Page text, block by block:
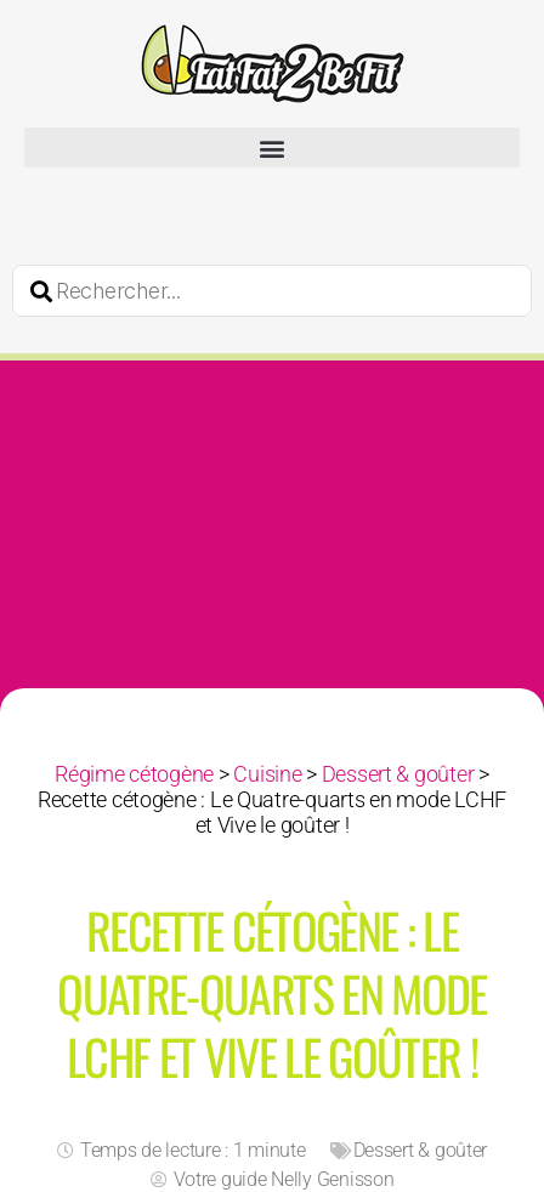
Régime cétogène >Cuisine> Dessert & goûter>
Recette cétogène : Le Quatre-quarts en mode LCHF
et Vive le goûter !
RECETTE CÉTOGÈNE : LE
QUATRE-QUARTS EN MODE
LCHF ET VIVE LE GOÛTER !
Temps de lecture : 1 minute
Dessert & goûter
Votre guideNelly Genisson